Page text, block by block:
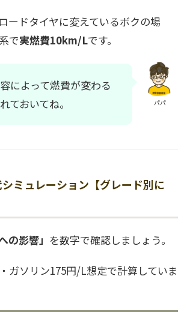
ードタイヤに変えているボクの場
で実燃費10km/Lです。
パパ
によって燃費が変わる
ておいてね。
ミュレーション【グレード別に
の影響」 を数字で確認しましょう。
ガソリン175円/L想定で計算していま